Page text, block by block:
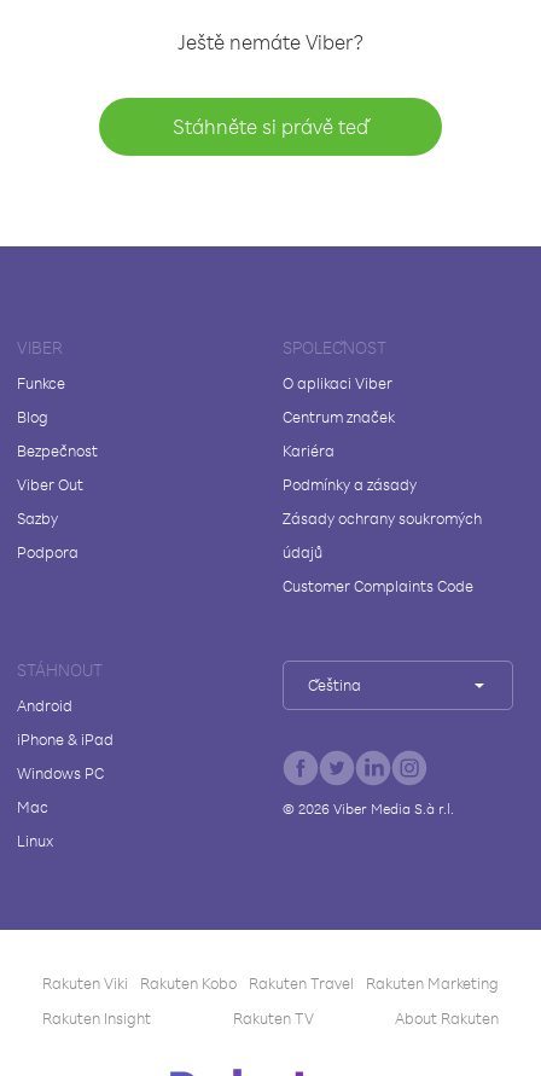
Ještě nemáte Viber?
Stáhněte si právě teď
VIBER
Funkce
Blog
Bezpečnost
Viber Out
Sazby
Podpora
SPOLEČNOST
O aplikaci Viber
Centrum značek
Kariéra
Podmínky a zásady
Zásady ochrany soukromých
údajů
Customer Complaints Code
STÁHNOUT
Android
iPhone & iPad
Windows PC
Mac
Linux
Čeština
© 2026Viber Media S.à r.l.
Rakuten Viki Rakuten Kobo Rakuten Travel
Rakuten Marketing
Rakuten Insight
Rakuten TV About Rakuten